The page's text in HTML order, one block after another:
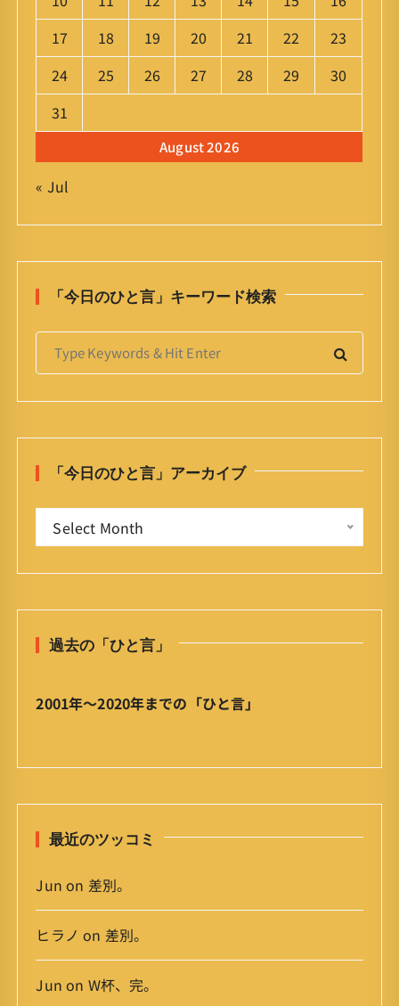
August 2026
17
18 19 20 21 22
23
24
25 26 27 28 29
30
31
« Jul
「今日のひと言」キーワード検索
S
r
:
「今日のひと言」アーカイブ
ひ
言
ア
イ
Select Month
過去の「ひと言」
2001年〜2020年までの「ひと言」
最近のツッコミ
Jun on 差別。
ヒラノ on 差別。
Jun on W杯、完。